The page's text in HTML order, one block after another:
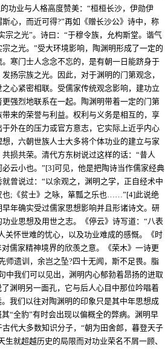
功业与人格高度赞美：“桓桓长沙，伊勋伊
心，而近可得?”再如《赠长沙公》诗中，称
宗之光”。诗曰：“于穆令族，允构斯堂。谐气
之光。”受大环境影响，陶渊明形成了一定的
寒门士人念念不忘的，是有朝一日能跻身于
扬宗族之光。因此，对于渊明的门第观念，
心紧密相联。受儒家传统观念影响，建功立
强烈地联系在一起。陶渊明带着一定的门第
来的荣誉与利益。权利与义务是相互的，享
外在的压力或官方意志，它实际上近乎内心
，六朝世族人士大多将个体功业的建立与家
损共荣。清代方东树说过这样的话：“昔人
云小也。”[3]可见，他是把陶诗当作儒家经典
曾说过：“以余观之，渊明之学，正自经术中
也;《贫士》之咏，箪瓢之乐也……”[4]此说绝
年确实受过儒家思想影响并且形诸诗文。研
业思想及用世之志。《停云》诗写道：“八表
关怀世难的忧心，以及功业难成的感慨。《时
儒家精神境界的欣羡之意。《荣木》一诗更
师遗训，余岂之坠?四十无闻，斯不足畏。脂
中我们可以见出，渊明内心郁勃着昂扬的进取
渊明另一面孔，它与后人心目中那位吟唱着
我们以往对陶渊明的印象只是其中年思想成
“全豹”有时会出现以偏概全的弊病。渊明早
代大多数知识分子，“朝为田舍郎，暮登天子
就超越历史的局限而对功业荣名不屑一顾、